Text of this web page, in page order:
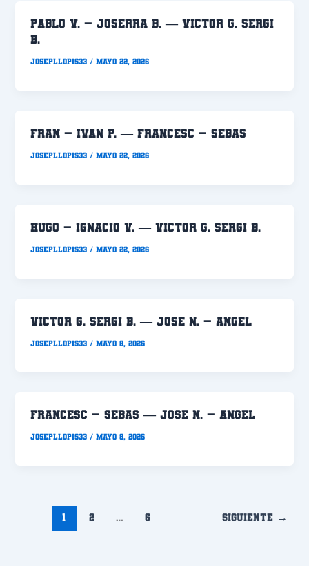
PABLO V. – JOSERRA B. — VICTOR G. SERGI
B.
Josepllopis33 /mayo 22, 2026
FRAN – IVAN P. — FRANCESC – SEBAS
Josepllopis33 /mayo 22, 2026
HUGO – IGNACIO V. — VICTOR G. SERGI B.
Josepllopis33 /mayo 22, 2026
VICTOR G. SERGI B. — JOSE N. – ANGEL
Josepllopis33 /mayo 8, 2026
FRANCESC – SEBAS — JOSE N. – ANGEL
Josepllopis33 /mayo 8, 2026
1 2 … 6 Siguiente →